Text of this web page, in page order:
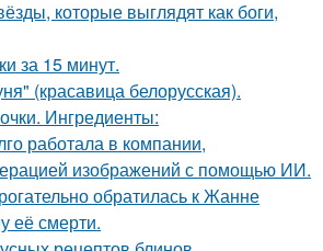
которые выглядят как боги,
за 15 минут.
(красавица белорусская).
Ингредиенты:
работала в компании,
изображений с помощью ИИ.
обратилась к Жанне
её смерти.